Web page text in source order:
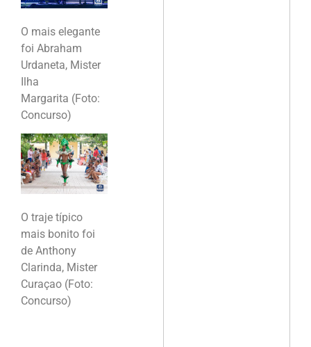
O mais elegante
foi Abraham
Urdaneta, Mister
Ilha
Margarita (Foto:
Concurso)
O traje típico
mais bonito foi
de Anthony
Clarinda, Mister
Curaçao (Foto:
Concurso)